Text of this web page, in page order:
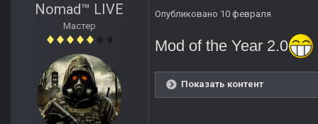
Nomad™ LIVE
Мастер
Опубликовано 10 февраля
Mod of the Year 2.0
Показать контент